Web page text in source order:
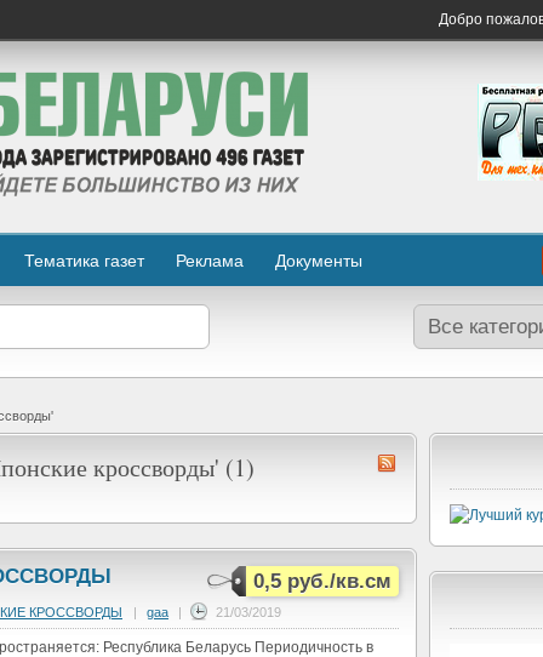
Добро
Тематика газет Реклама Документы
кроссворды' (1)
0,5 руб./кв.см
КРОССВОРДЫ | gaa | 21/03/2019
Республика Беларусь Периодичность в